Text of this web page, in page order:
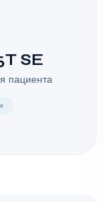
SE
пациента